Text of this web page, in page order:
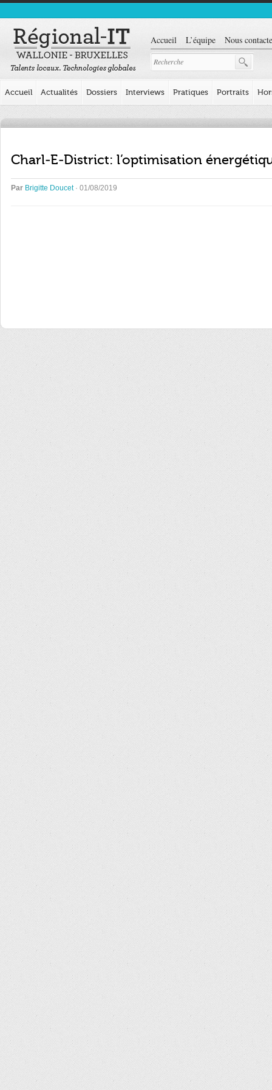
Accueil L’équipe Nous
Accueil Actualités Dossiers Interviews Pratiques Portraits
Charl-E-District: l’optimisation
Par Brigitte Doucet· 01/08/2019